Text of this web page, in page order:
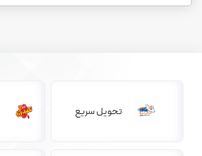
تحویل سریع